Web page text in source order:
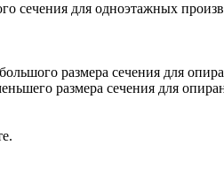
для одноэтажных
размера сечения для
размера сечения для